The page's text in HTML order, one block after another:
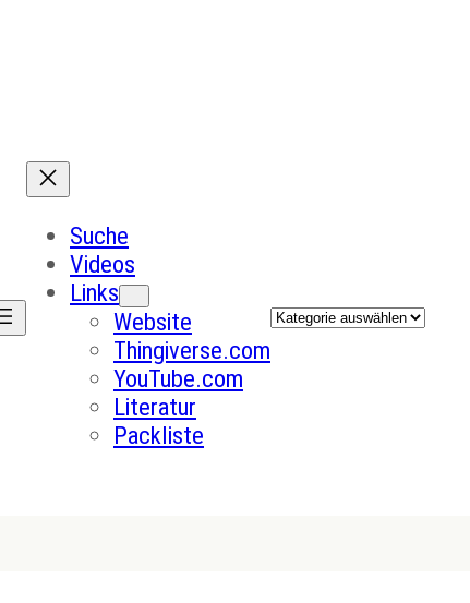
Suche
Videos
Links
Website
Thingiverse.com
YouTube.com
Literatur
Packliste
Kategorien